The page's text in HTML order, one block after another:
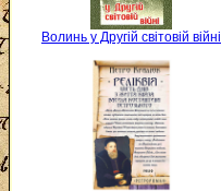
Волинь у Другій світовій війні